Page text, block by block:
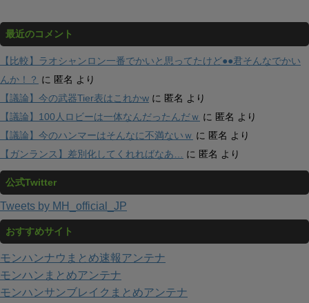
最近のコメント
【比較】ラオシャンロン一番でかいと思ってたけど●●君そんなでかい
んか！？ に 匿名 より
【議論】今の武器Tier表はこれかw に 匿名 より
【議論】100人ロビーは一体なんだったんだｗ に 匿名 より
【議論】今のハンマーはそんなに不満ないｗ に 匿名 より
【ガンランス】差別化してくれればなあ…
に 匿名 より
公式Twitter
Tweets by MH_official_JP
おすすめサイト
モンハンナウまとめ速報アンテナ
モンハンまとめアンテナ
モンハンサンブレイクまとめアンテナ